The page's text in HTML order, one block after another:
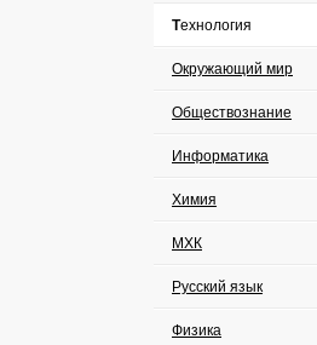
Технология
Окружающий мир
Обществознание
Информатика
Химия
МХК
Русский язык
Физика